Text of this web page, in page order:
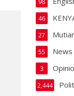
98
46
27
News
55
3
2,444